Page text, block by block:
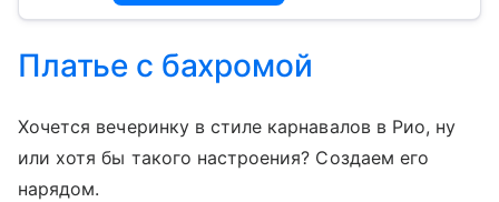
Платье с бахромой
Хочется вечеринку в стиле карнавалов в Рио, ну
или хотя бы такого настроения? Создаем его
нарядом.